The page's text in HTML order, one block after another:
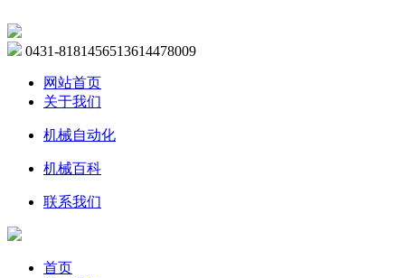
0431-8181456513614478009
网站首页
关于我们
机械自动化
机械百科
联系我们
首页